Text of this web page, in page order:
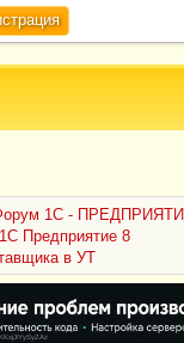
1С -
Предприятие 8
в УТ